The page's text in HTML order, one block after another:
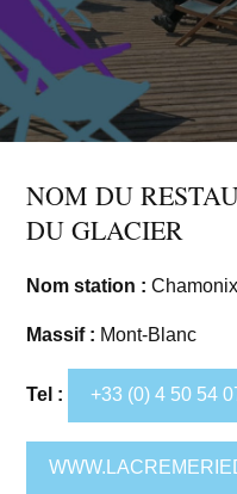
NOM DU
DU GLACIER
Nom station :
Massif : Mont-Blanc
Tel : +33 (0) 4 50 54